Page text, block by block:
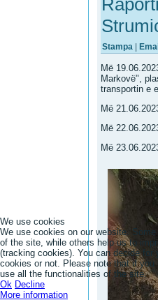
Stampa
Më
Markovë",
transportin e
Më
Më
Më
We use cookies
We use cookies on our website.
of the site, while others help us to
(tracking cookies). You can decide for
cookies or not. Please note that if
use all the functionalities of the site.
Ok Decline
More information